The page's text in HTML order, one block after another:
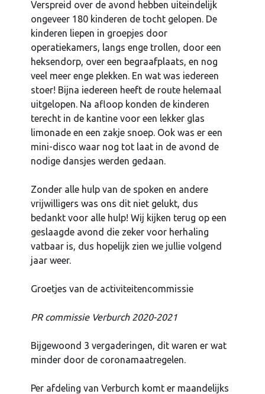
Verspreid over de avond hebben uiteindelijk
ongeveer 180 kinderen de tocht gelopen. De
kinderen liepen in groepjes door
operatiekamers, langs enge trollen, door een
heksendorp, over een begraafplaats, en nog
veel meer enge plekken. En wat was iedereen
stoer! Bijna iedereen heeft de route helemaal
uitgelopen. Na afloop konden de kinderen
terecht in de kantine voor een lekker glas
limonade en een zakje snoep. Ook was er een
mini-disco waar nog tot laat in de avond de
nodige dansjes werden gedaan.
Zonder alle hulp van de spoken en andere
vrijwilligers was ons dit niet gelukt, dus
bedankt voor alle hulp! Wij kijken terug op een
geslaagde avond die zeker voor herhaling
vatbaar is, dus hopelijk zien we jullie volgend
jaar weer.
Groetjes van de activiteitencommissie
PR commissie Verburch 2020-2021
Bijgewoond 3 vergaderingen, dit waren er wat
minder door de coronamaatregelen.
Per afdeling van Verburch komt er maandelijks